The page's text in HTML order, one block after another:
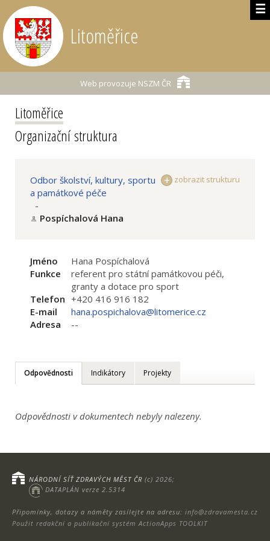
☰
Litoměřice
Web provozuje NSZM ČR
Litoměřice
Organizační struktura
zobrazit strukturu
Odbor školství, kultury, sportu
a památkové péče
-
Pospíchalová Hana
Jméno
Hana Pospíchalová
Funkce
referent pro státní památkovou péči,
granty a dotace pro sport
Telefon +420 416 916 182
E-mail
hana.pospichalova@litomerice.cz
Adresa
--
Odpovědnosti Indikátory Projekty
Odpovědnosti v dokumentech nebyly nalezeny.
Připomínky, dotazy a náměty zasílejte na adresu: info@zdravamesta.cz
Použit redakční a publikační systém ActionApps TOOLKIT
NÁRODNÍ SÍŤ ZDRAVÝCH MĚST ČR (c) 2026;
DATAPLÁN verze 2.5314